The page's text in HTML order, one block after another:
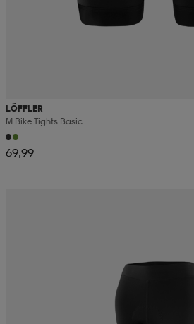
LÖFFLER
M Bike Tights Basic
69,99